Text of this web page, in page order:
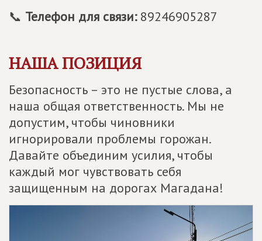
📞 Телефон для связи:89246905287
НАША ПОЗИЦИЯ
Безопасность – это не пустые слова, а
наша общая ответственность. Мы не
допустим, чтобы чиновники
игнорировали проблемы горожан.
Давайте объединим усилия, чтобы
каждый мог чувствовать себя
защищенным на дорогах Магадана!